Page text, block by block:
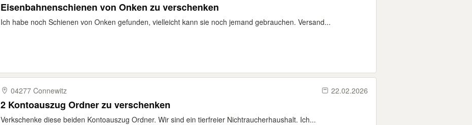
Eisenbahnenschienen von Onken zu verschenken
Ich habe noch Schienen von Onken gefunden, vielleicht kann sie noch jemand gebrauchen. Versand...
04277 Connewitz 22.02.2026
2 Kontoauszug Ordner zu verschenken
Verkschenke diese beiden Kontoauszug Ordner. Wir sind ein tierfreier Nichtraucherhaushalt. Ich...